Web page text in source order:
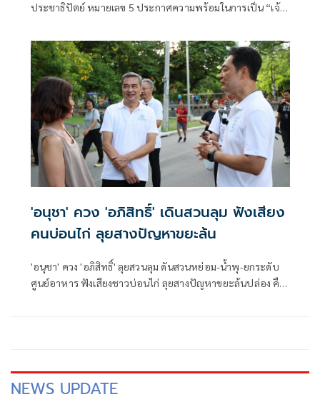
ประชาธิปัตย์ หมายเลข 5 ประกาศความพร้อมในการเป็น “เจ้า
ตนจะไม่มีคำว่า “นอกเหนืออำนาจ กทม.” อีกต่อไปพร้อมย้ำถึง
นโยบายหลัก 5 ด้าน ภายใต้แนวคิด “เดินทางสะดวก เมือง
สะอาด ชีวิตสบาย รายได้ดีขึ้น ตรวจสอบได้ทุกเมื่อ”
'อนุชา' ควง 'อภิสิทธิ์' เดินสวนลุม ฟังเสียง
คนบ่อนไก่ ลุยสางปัญหาขยะล้น
'อนุชา' ควง 'อภิสิทธิ์' ลุยสวนลุม ดันสวนหย่อม-น้ำพุ-ยกระดับ
ศูนย์อาหาร ฟังเสียงชาวบ่อนไก่ ลุยสางปัญหาขยะล้นปล่อง คืน
NEWS UPDATE